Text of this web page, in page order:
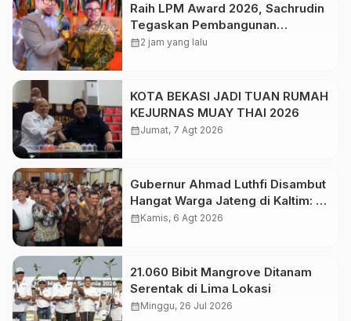
Raih LPM Award 2026, Sachrudin
Tegaskan Pembangunan
Berbasis Kolaborasi Masyarakat
calendar_month2 jam yang lalu
KOTA BEKASI JADI TUAN RUMAH
KEJURNAS MUAY THAI 2026
calendar_monthJumat, 7 Agt 2026
Gubernur Ahmad Luthfi Disambut
Hangat Warga Jateng di Kaltim: Di
Mana Bumi Dipijak, Di Situ Langit
calendar_monthKamis, 6 Agt 2026
21.060 Bibit Mangrove Ditanam
Serentak di Lima Lokasi
calendar_monthMinggu, 26 Jul 2026